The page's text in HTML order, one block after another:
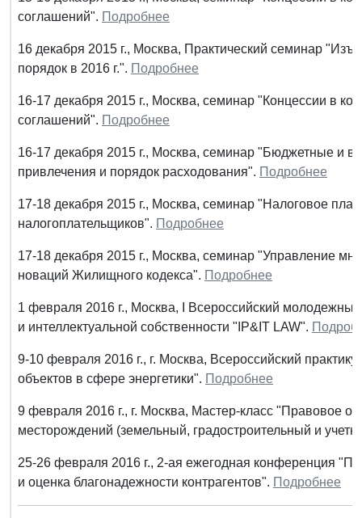
соглашений". Подробнее
16 декабря 2015 г., Москва, Практический семинар
порядок в 2016 г.". Подробнее
16-17 декабря 2015 г., Москва, семинар "Концессии в
соглашений". Подробнее
16-17 декабря 2015 г., Москва, семинар "Бюджетные и
привлечения и порядок расходования". Подробнее
17-18 декабря 2015 г., Москва, семинар "Налоговое
налогоплательщиков". Подробнее
17-18 декабря 2015 г., Москва, семинар "Управление
новаций Жилищного кодекса". Подробнее
1 февраля 2016 г., Москва, I Всероссийский
и интеллектуальной собственности "IP&IT LAW".
9-10 февраля 2016 г., г. Москва, Всероссийский
объектов в сфере энергетики". Подробнее
9 февраля 2016 г., г. Москва, Мастер-класс "Правовое
месторождений (земельный, градостроительный и
25-26 февраля 2016 г., 2-ая ежегодная конференция
и оценка благонадежности контрагентов". Подробнее